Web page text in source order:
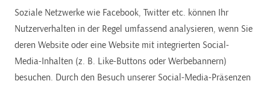
Soziale Netzwerke wie Facebook, Twitter etc. können Ihr
Nutzerverhalten in der Regel umfassend analysieren, wenn Sie
deren Website oder eine Website mit integrierten Social-
Media-Inhalten (z. B. Like-Buttons oder Werbebannern)
besuchen. Durch den Besuch unserer Social-Media-Präsenzen